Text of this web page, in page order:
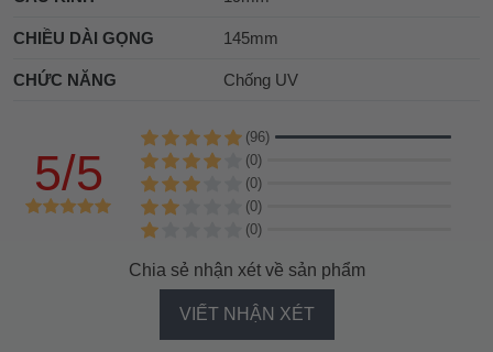
CHIỀU DÀI GỌNG 145mm
CHỨC NĂNG Chống UV
5/5
(96)
(0)
(0)
(0)
(0)
Chia sẻ nhận xét về sản phẩm
VIẾT NHẬN XÉT